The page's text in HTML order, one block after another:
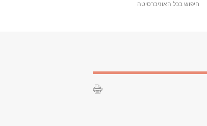
חיפוש בכל האוניברסיטה